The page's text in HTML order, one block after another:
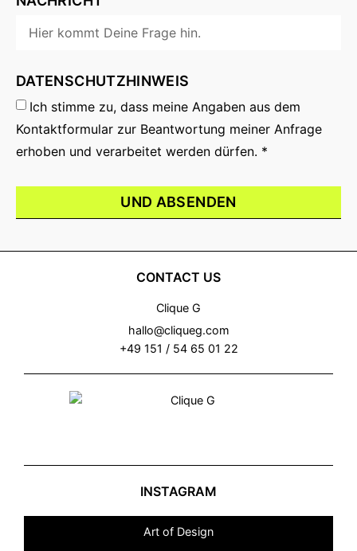
DATENSCHUTZHINWEIS
Ich stimme zu, dass meine Angaben aus dem
Kontaktformular zur Beantwortung meiner Anfrage
erhoben und verarbeitet werden dürfen. *
UND ABSENDEN
CONTACT US
Clique G
hallo@cliqueg.com
+49 151 / 54 65 01 22
INSTAGRAM
Art of Design